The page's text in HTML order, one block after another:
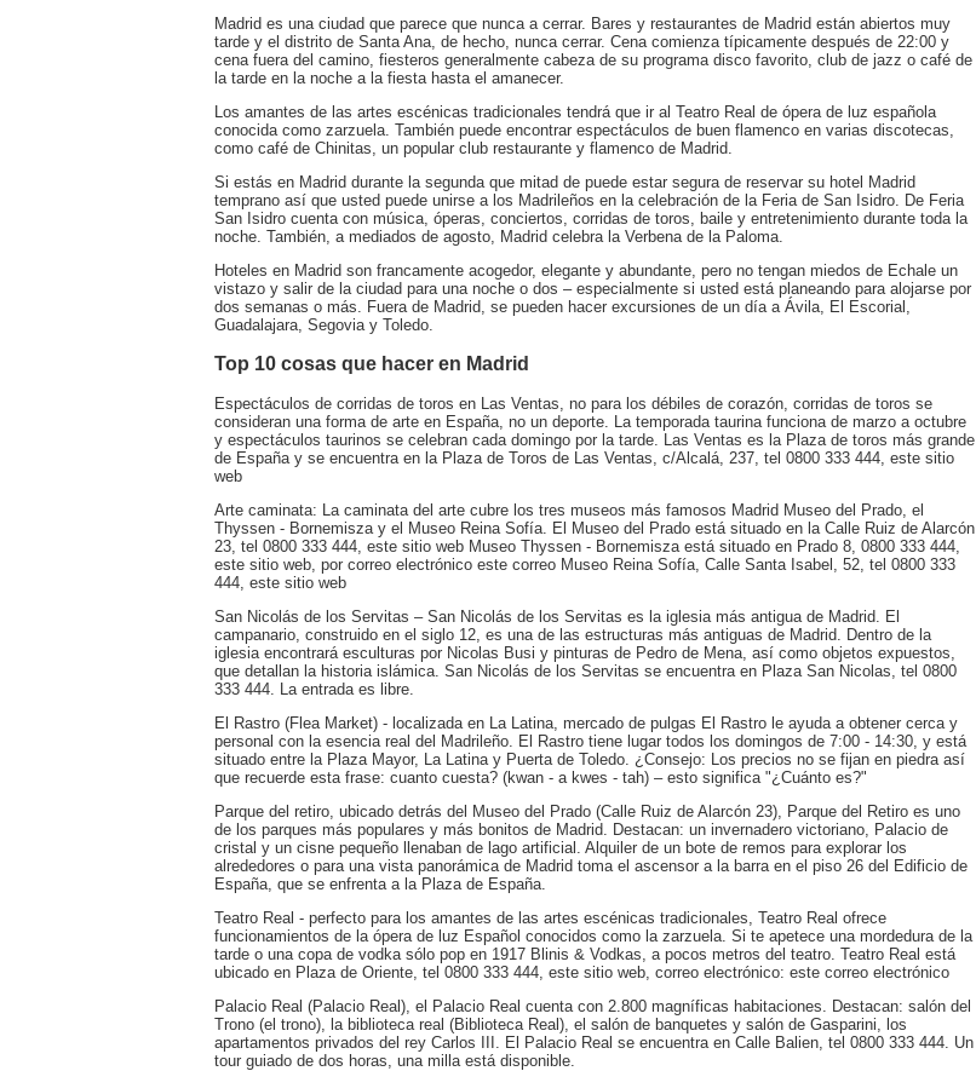
Madrid es una ciudad que parece que nunca a cerrar. Bares y restaurantes de Madrid están abiertos muy
tarde y el distrito de Santa Ana, de hecho, nunca cerrar. Cena comienza típicamente después de 22:00 y
cena fuera del camino, fiesteros generalmente cabeza de su programa disco favorito, club de jazz o café de
la tarde en la noche a la fiesta hasta el amanecer.
Los amantes de las artes escénicas tradicionales tendrá que ir al Teatro Real de ópera de luz española
conocida como zarzuela. También puede encontrar espectáculos de buen flamenco en varias discotecas,
como café de Chinitas, un popular club restaurante y flamenco de Madrid.
Si estás en Madrid durante la segunda que mitad de puede estar segura de reservar su hotel Madrid
temprano así que usted puede unirse a los Madrileños en la celebración de la Feria de San Isidro. De Feria
San Isidro cuenta con música, óperas, conciertos, corridas de toros, baile y entretenimiento durante toda la
noche. También, a mediados de agosto, Madrid celebra la Verbena de la Paloma.
Hoteles en Madrid son francamente acogedor, elegante y abundante, pero no tengan miedos de Echale un
vistazo y salir de la ciudad para una noche o dos – especialmente si usted está planeando para alojarse por
dos semanas o más. Fuera de Madrid, se pueden hacer excursiones de un día a Ávila, El Escorial,
Guadalajara, Segovia y Toledo.
Top 10 cosas que hacer en Madrid
Espectáculos de corridas de toros en Las Ventas, no para los débiles de corazón, corridas de toros se
consideran una forma de arte en España, no un deporte. La temporada taurina funciona de marzo a octubre
y espectáculos taurinos se celebran cada domingo por la tarde. Las Ventas es la Plaza de toros más grande
de España y se encuentra en la Plaza de Toros de Las Ventas, c/Alcalá, 237, tel 0800 333 444, este sitio
web
Arte caminata: La caminata del arte cubre los tres museos más famosos Madrid Museo del Prado, el
Thyssen - Bornemisza y el Museo Reina Sofía. El Museo del Prado está situado en la Calle Ruiz de Alarcón
23, tel 0800 333 444, este sitio web Museo Thyssen - Bornemisza está situado en Prado 8, 0800 333 444,
este sitio web, por correo electrónico este correo Museo Reina Sofía, Calle Santa Isabel, 52, tel 0800 333
444, este sitio web
San Nicolás de los Servitas – San Nicolás de los Servitas es la iglesia más antigua de Madrid. El
campanario, construido en el siglo 12, es una de las estructuras más antiguas de Madrid. Dentro de la
iglesia encontrará esculturas por Nicolas Busi y pinturas de Pedro de Mena, así como objetos expuestos,
que detallan la historia islámica. San Nicolás de los Servitas se encuentra en Plaza San Nicolas, tel 0800
333 444. La entrada es libre.
El Rastro (Flea Market) - localizada en La Latina, mercado de pulgas El Rastro le ayuda a obtener cerca y
personal con la esencia real del Madrileño. El Rastro tiene lugar todos los domingos de 7:00 - 14:30, y está
situado entre la Plaza Mayor, La Latina y Puerta de Toledo. ¿Consejo: Los precios no se fijan en piedra así
que recuerde esta frase: cuanto cuesta? (kwan - a kwes - tah) – esto significa "¿Cuánto es?"
Parque del retiro, ubicado detrás del Museo del Prado (Calle Ruiz de Alarcón 23), Parque del Retiro es uno
de los parques más populares y más bonitos de Madrid. Destacan: un invernadero victoriano, Palacio de
cristal y un cisne pequeño llenaban de lago artificial. Alquiler de un bote de remos para explorar los
alrededores o para una vista panorámica de Madrid toma el ascensor a la barra en el piso 26 del Edificio de
España, que se enfrenta a la Plaza de España.
Teatro Real - perfecto para los amantes de las artes escénicas tradicionales, Teatro Real ofrece
funcionamientos de la ópera de luz Español conocidos como la zarzuela. Si te apetece una mordedura de la
tarde o una copa de vodka sólo pop en 1917 Blinis & Vodkas, a pocos metros del teatro. Teatro Real está
ubicado en Plaza de Oriente, tel 0800 333 444, este sitio web, correo electrónico: este correo electrónico
Palacio Real (Palacio Real), el Palacio Real cuenta con 2.800 magníficas habitaciones. Destacan: salón del
Trono (el trono), la biblioteca real (Biblioteca Real), el salón de banquetes y salón de Gasparini, los
apartamentos privados del rey Carlos III. El Palacio Real se encuentra en Calle Balien, tel 0800 333 444. Un
tour guiado de dos horas, una milla está disponible.